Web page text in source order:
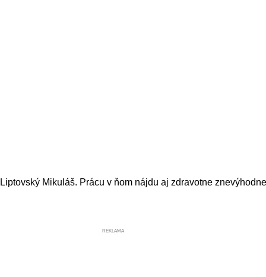
Mikuláš. Prácu v ňom nájdu aj zdravotne
REKLAMA